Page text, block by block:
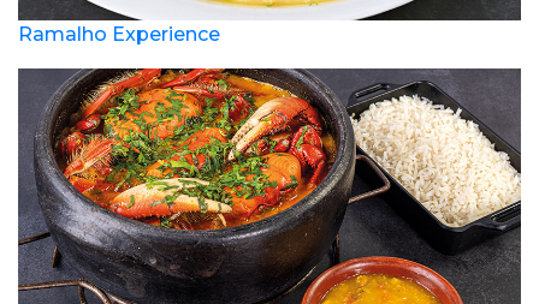
Ramalho Experience